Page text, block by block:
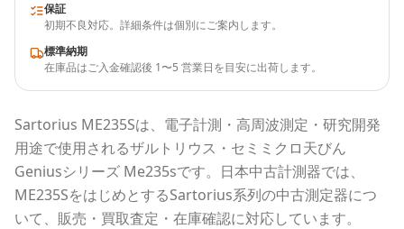
保証
初期不良対応。詳細条件は個別にご案内します。
標準納期
在庫品はご入金確認後 1〜5 営業日を目安に出荷します。
Sartorius ME235Sは、電子計測・高周波測定・研究開発
用途で使用されるザルトリウス・セミミクロ天びん
Geniusシリーズ Me235sです。 日本中古計測器では、
ME235SをはじめとするSartorius系列の中古測定器につ
いて、販売・買取査定・在庫確認に対応しています。